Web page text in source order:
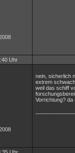
Uhr
nein, sicherlich
extrem
weil das schiff
Vorrichtung?